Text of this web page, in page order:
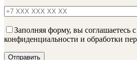
Заполняя форму, вы соглашаетесь
конфиденциальности и обработки